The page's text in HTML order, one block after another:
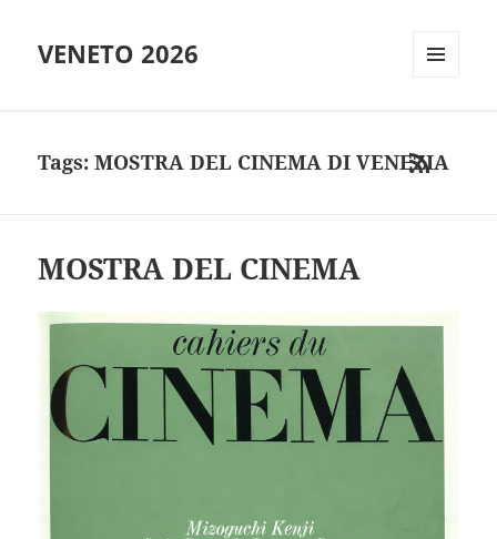
VENETO 2026
RSS
Tags: MOSTRA DEL CINEMA DI VENEZIA
MOSTRA DEL CINEMA